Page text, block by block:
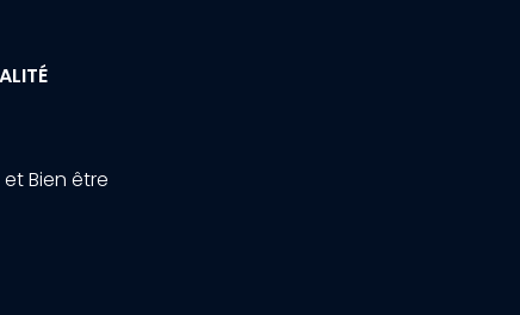
Bien être